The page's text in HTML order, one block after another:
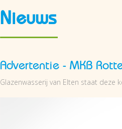
Nieuws
Advertentie - MKB
Glazenwasserij van Elten staat